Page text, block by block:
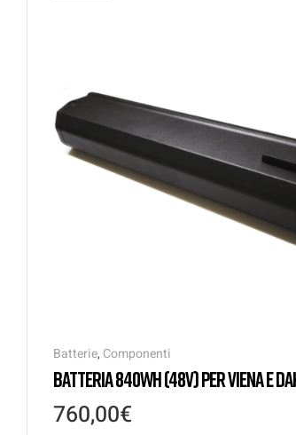
Batterie, Componenti
BATTERIA 840WH (48V) PER VIENA E
760,00€